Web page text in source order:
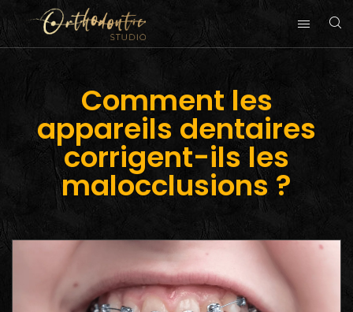
Comment les
appareils dentaires
corrigent-ils les
malocclusions ?